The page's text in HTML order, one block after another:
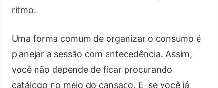
ritmo.
Uma forma comum de organizar o consumo é
planejar a sessão com antecedência. Assim,
você não depende de ficar procurando
catálogo no meio do cansaço. E, se você já